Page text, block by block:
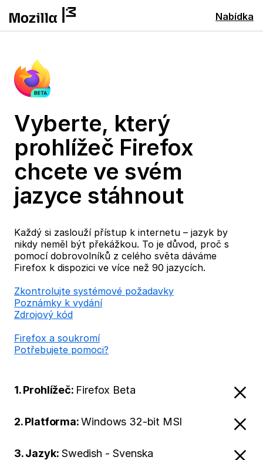
Nabídka
Vyberte, který
prohlížeč Firefox
chcete ve svém
jazyce stáhnout
Každý si zaslouží přístup k internetu – jazyk by
nikdy neměl být překážkou. To je důvod, proč s
pomocí dobrovolníků z celého světa dáváme
Firefox k dispozici ve více než 90 jazycích.
Zkontrolujte systémové požadavky
Poznámky k vydání
Zdrojový kód
Firefox a soukromí
Potřebujete pomoci?
1. Prohlížeč: Firefox Beta
2. Platforma:Windows 32-bit MSI
3. Jazyk: Swedish - Svenska